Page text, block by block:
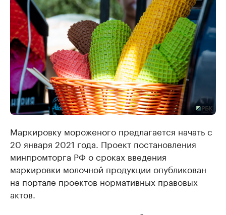
Маркировку мороженого предлагается начать с
20 января 2021 года. Проект постановления
минпромторга РФ о сроках введения
маркировки молочной продукции опубликован
на портале проектов нормативных правовых
актов.